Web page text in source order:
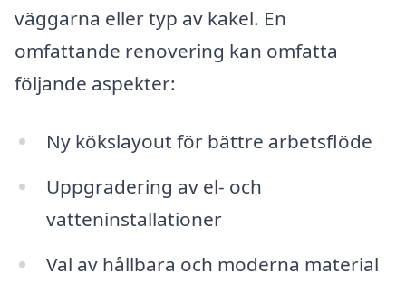
väggarna eller typ av kakel. En
omfattande renovering kan omfatta
följande aspekter:
Ny kökslayout för bättre arbetsflöde
Uppgradering av el- och
vatteninstallationer
Val av hållbara och moderna material